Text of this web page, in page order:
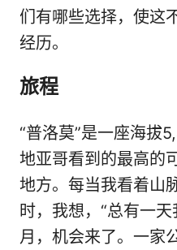
们有哪些选择，使这
经历。
旅程
“普洛莫”是一座海拔
地亚哥看到的最高的
地方。每当我看着山
时，我想，“总有一
月，机会来了。一家